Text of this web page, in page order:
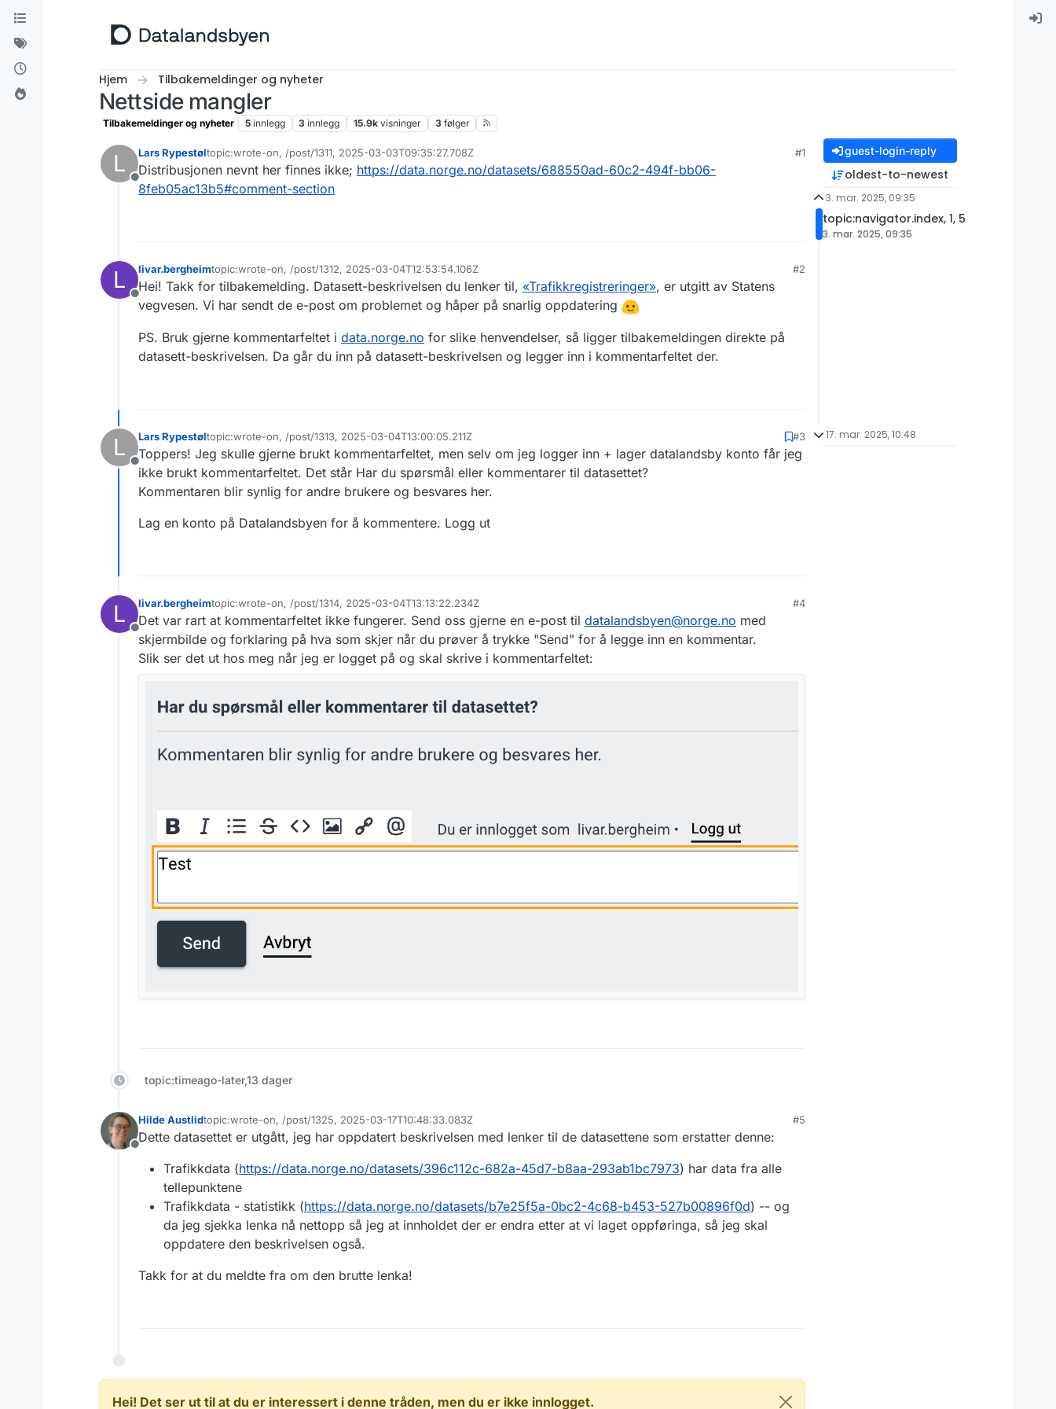
Hopp til innhold
Hjem Tilbakemeldinger og nyheter
Nettside mangler
Tilbakemeldinger og nyheter 5 innlegg 3 innlegg 15.9k visninger 3 følger
L
Frakoblet
Lars Rypestøltopic:wrote-on, /post/1311, 2025-03-03T09:35:27.708Z
Sist endret av
#1
Distribusjonen nevnt her finnes ikke; https://data.norge.no/datasets/688550ad-60c2-494f-bb06-
8feb05ac13b5#comment-section
L
Frakoblet
livar.bergheimtopic:wrote-on, /post/1312, 2025-03-04T12:53:54.106Z
Sist endret av
#2
Hei! Takk for tilbakemelding. Datasett-beskrivelsen du lenker til, «Trafikkregistreringer», er utgitt av Statens
vegvesen. Vi har sendt de e-post om problemet og håper på snarlig oppdatering
PS. Bruk gjerne kommentarfeltet i data.norge.no for slike henvendelser, så ligger tilbakemeldingen direkte på
datasett-beskrivelsen. Da går du inn på datasett-beskrivelsen og legger inn i kommentarfeltet der.
L
Frakoblet
Lars Rypestøltopic:wrote-on, /post/1313, 2025-03-04T13:00:05.211Z
Sist endret av
#3
Toppers! Jeg skulle gjerne brukt kommentarfeltet, men selv om jeg logger inn + lager datalandsby konto får jeg
ikke brukt kommentarfeltet. Det står Har du spørsmål eller kommentarer til datasettet?
Kommentaren blir synlig for andre brukere og besvares her.
Lag en konto på Datalandsbyen for å kommentere. Logg ut
L
Frakoblet
livar.bergheimtopic:wrote-on, /post/1314, 2025-03-04T13:13:22.234Z
Sist endret av
#4
Det var rart at kommentarfeltet ikke fungerer. Send oss gjerne en e-post til datalandsbyen@norge.no med
skjermbilde og forklaring på hva som skjer når du prøver å trykke "Send" for å legge inn en kommentar.
Slik ser det ut hos meg når jeg er logget på og skal skrive i kommentarfeltet:
topic:timeago-later,13 dager
Frakoblet
Hilde Austlidtopic:wrote-on, /post/1325, 2025-03-17T10:48:33.083Z
Sist endret av
#5
Dette datasettet er utgått, jeg har oppdatert beskrivelsen med lenker til de datasettene som erstatter denne:
Trafikkdata (https://data.norge.no/datasets/396c112c-682a-45d7-b8aa-293ab1bc7973) har data fra alle
tellepunktene
Trafikkdata - statistikk (https://data.norge.no/datasets/b7e25f5a-0bc2-4c68-b453-527b00896f0d) -- og
da jeg sjekka lenka nå nettopp så jeg at innholdet der er endra etter at vi laget oppføringa, så jeg skal
oppdatere den beskrivelsen også.
Takk for at du meldte fra om den brutte lenka!
Hei! Det ser ut til at du er interessert i denne tråden, men du er ikke innlogget.
guest-login-reply
oldest-to-newest
3. mar. 2025, 09:35
topic:navigator.index, 1, 5
3. mar. 2025, 09:35
17. mar. 2025, 10:48